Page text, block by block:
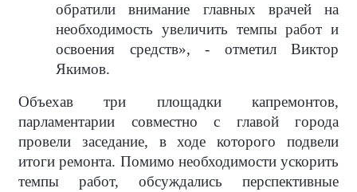
обратили внимание главных врачей на
необходимость увеличить темпы работ и
освоения средств», - отметил Виктор
Якимов.
Объехав три площадки капремонтов,
парламентарии совместно с главой города
провели заседание, в ходе которого подвели
итоги ремонта. Помимо необходимости ускорить
темпы работ, обсуждались перспективные